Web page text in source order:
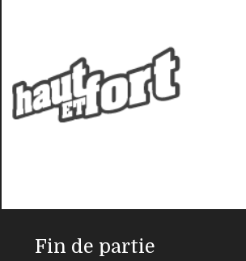
Fin de partie